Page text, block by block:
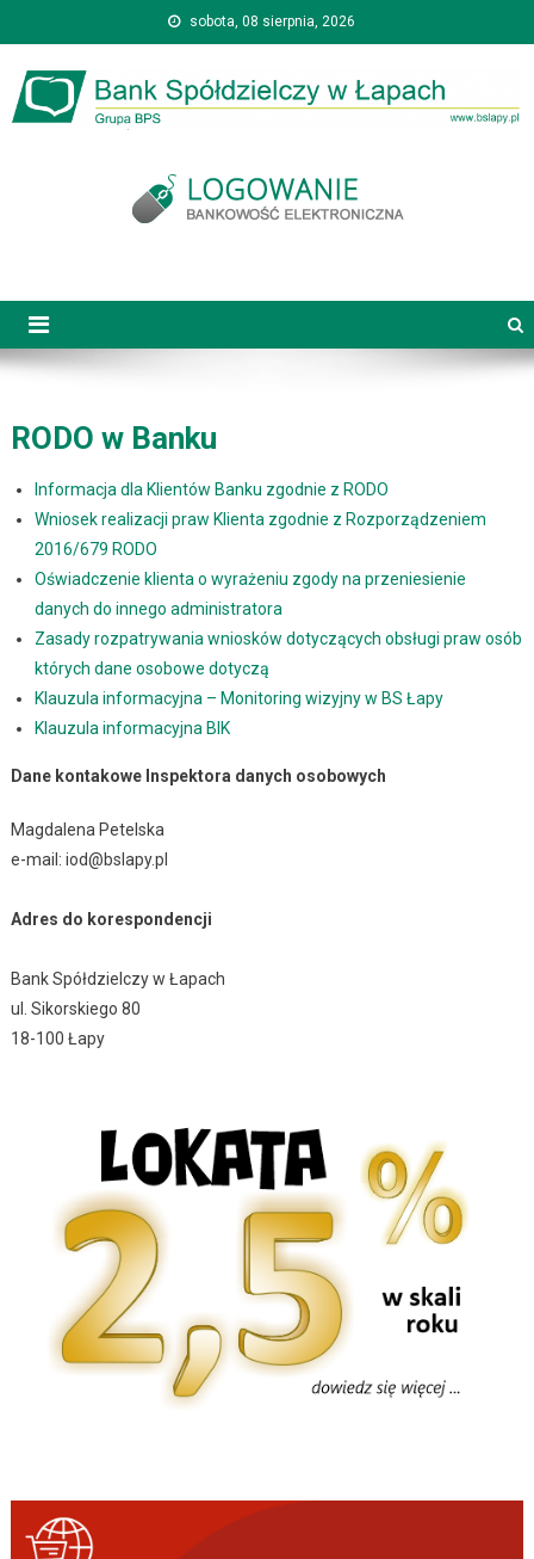
to
content
sobota, 08 sierpnia, 2026
RODO w Banku
Informacja dla Klientów Banku zgodnie z RODO
Wniosek realizacji praw Klienta zgodnie z Rozporządzeniem
2016/679 RODO
Oświadczenie klienta o wyrażeniu zgody na przeniesienie
danych do innego administratora
Zasady rozpatrywania wniosków dotyczących obsługi praw osób
których dane osobowe dotyczą
Klauzula informacyjna – Monitoring wizyjny w BS Łapy
Klauzula informacyjna BIK
Dane kontakowe Inspektora danych osobowych
Magdalena Petelska
e-mail: iod@bslapy.pl
Adres do korespondencji
Bank Spółdzielczy w Łapach
ul. Sikorskiego 80
18-100 Łapy